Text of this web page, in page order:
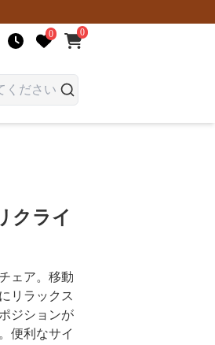
0 0
クライ
ェア。移動
リラックス
ジションが
便利なサイ